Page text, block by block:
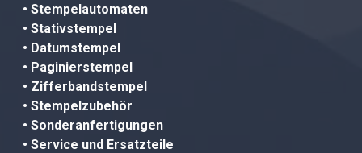
• Stempelautomaten
• Stativstempel
• Datumstempel
• Paginierstempel
• Zifferbandstempel
• Stempelzubehör
• Sonderanfertigungen
• Service und Ersatzteile